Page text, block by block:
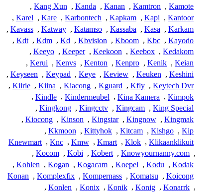
Kamote
,
Kamtron
,
Kanan
,
Kanda
,
Kang Xun
,
Kantoor
,
Kapi
,
Kapkam
,
Karbontech
,
Kare
,
Karel
,
Karkam
,
Kasa
,
Kassaba
,
Katamso
,
Katway
,
Kavass
,
Kayodo
,
Kbc
,
Kboom
,
Kbvision
,
Kd
,
Kdm
,
Kdt
,
Kedakom
,
Keebox
,
Keekoon
,
Keeper
,
Keeyo
,
Keian
,
Kenik
,
Kenpro
,
Kenton
,
Kenvs
,
Kerui
,
Keshini
,
Keuken
,
Keview
,
Keye
,
Keypad
,
Keyseen
,
Keytech Dvr
,
Kfly
,
Kguard
,
Kiacong
,
Kiina
,
Kiirie
,
Kimpok
,
Kina Kamera
,
Kindermeubel
,
Kindle
,
King Special
,
Kingcam
,
Kingcctv
,
Kingkong
,
Kingmak
,
Kingnow
,
Kingstar
,
Kinson
,
Kiocong
,
Kip
,
Kishgo
,
Kitcam
,
Kittyhok
,
Kkmoon
,
Klikaanklikuit
,
Klok
,
Kmart
,
Kmw
,
Knc
,
Knewmart
,
Knowyournanny.com
,
Kobert
,
Kobi
,
Kocom
,
Kodak
,
Kodu
,
Koepel
,
Kogacam
,
Kogan
,
Kohlen
,
Koicong
,
Komatsu
,
Kompernass
,
Komplexfix
,
Konan
,
Konarrk
,
Konig
,
Konik
,
Konix
,
Konlen
,